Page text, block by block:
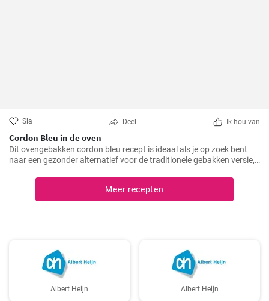
Sla Deel Ik hou van
Cordon Bleu in de oven
Dit ovengebakken cordon bleu recept is ideaal als je op zoek bent
naar een gezonder alternatief voor de traditionele gebakken versie,
cordon bleu. Ik heb dit recept op verschillende familiebijeenkomsten
gemaakt en het werd elke keer toegejuicht, en ik weet zeker dat het
bij jou thuis ook in de smaak zal vallen!
Meer recepten
Albert Heijn Albert Heijn